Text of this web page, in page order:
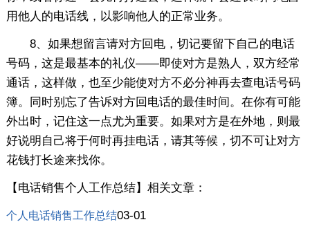
用他人的电话线，以影响他人的正常业务。
8、如果想留言请对方回电，切记要留下自己的电话
号码，这是最基本的礼仪——即使对方是熟人，双方经常
通话，这样做，也至少能使对方不必分神再去查电话号码
簿。同时别忘了告诉对方回电话的最佳时间。在你有可能
外出时，记住这一点尤为重要。如果对方是在外地，则最
好说明自己将于何时再挂电话，请其等候，切不可让对方
花钱打长途来找你。
【电话销售个人工作总结】相关文章：
个人电话销售工作总结03-01